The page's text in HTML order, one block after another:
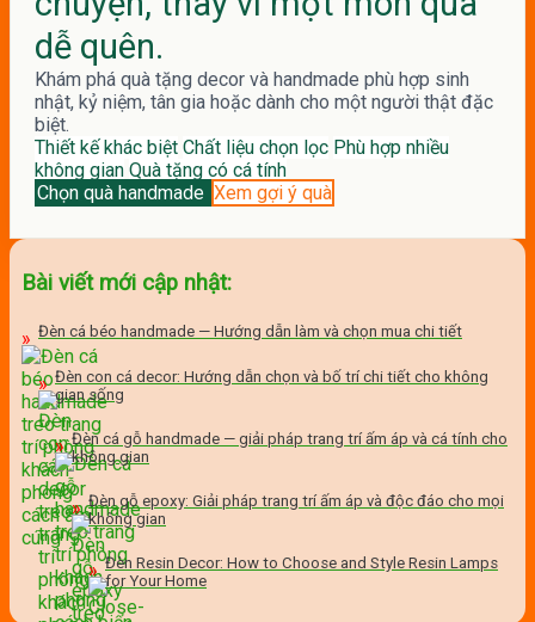
dễ quên.
Khám phá quà tặng decor và handmade phù hợp sinh
nhật, kỷ niệm, tân gia hoặc dành cho một người thật đặc
biệt.
Thiết kế khác biệt Chất liệu chọn lọc Phù hợp nhiều
không gian Quà tặng có cá tính
Chọn quà handmade Xem gợi ý quà
Bài viết mới cập nhật:
Đèn cá béo handmade — Hướng dẫn làm và chọn mua chi tiết
Đèn con cá decor: Hướng dẫn chọn và bố trí chi tiết cho không
gian sống
Đèn cá gỗ handmade — giải pháp trang trí ấm áp và cá tính cho
không gian
Đèn gỗ epoxy: Giải pháp trang trí ấm áp và độc đáo cho mọi
không gian
Đèn Resin Decor: How to Choose and Style Resin Lamps
for Your Home